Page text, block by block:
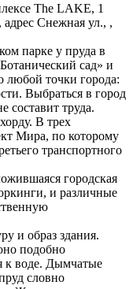
The LAKE, 1
адрес Снежная ул., ,
парке у пруда в
сад» и
любой точки города:
Выбраться в город
составит труда.
В трех
Мира, по которому
транспортного
городская
и различные
и образ здания.
подобно
к воде. Дымчатые
словно